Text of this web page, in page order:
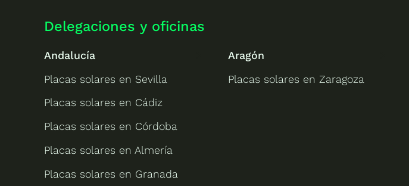
Delegaciones y oficinas
Andalucía
Placas solares en Sevilla
Placas solares en Cádiz
Placas solares en Córdoba
Placas solares en Almería
Placas solares en Granada
Aragón
Placas solares en Zaragoza